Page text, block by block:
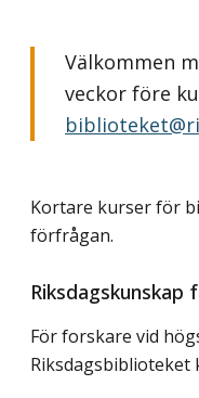
Välkommen
veckor före
Kortare kurser för
förfrågan.
Riksdagskunskap
För forskare vid